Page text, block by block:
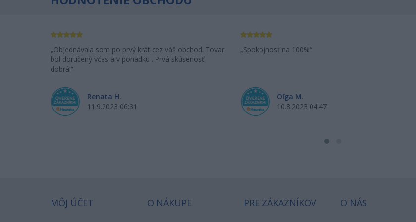
Objednávala som po prvý krát cez váš obchod. Tovar
bol doručený včas a v poriadku . Prvá skúsenosť
dobrá!
Renata H.
11.9.2023 06:31
Spokojnosť na 100%
Oľga M.
10.8.2023 04:47
MÔJ ÚČET O NÁKUPE PRE ZÁKAZNÍKOV O NÁS